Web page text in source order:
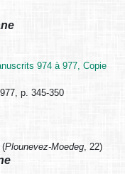
974 à 977, Copie
p. 345-350
(Plounevez-Moedeg , 22)